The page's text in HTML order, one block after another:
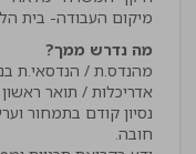
מיקום העבודה- בית הלל 16 תל
מה נדרש ממך?
מהנדס.ת / הנדסאי.ת
נסיון קודם בתמחור